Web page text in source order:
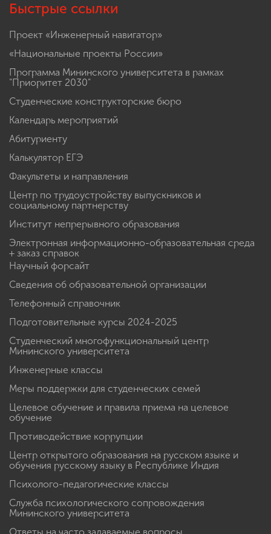
Быстрые ссылки
Проект «Инженерный навигатор»
«Национальные проекты России»
Программа Мининского университета в рамках
"Приоритет 2030"
Студенческие конструкторские бюро
Календарь мероприятий
Абитуриенту
Калькулятор ЕГЭ
Факультеты и направления
Центр по трудоустройству выпускников и
социальному партнерству
Институт непрерывного образования
Электронная информационно-образовательная среда
+ заказ справок
Научный форсайт
Сведения об образовательной организации
Телефонный справочник
Подготовительные курсы 2024-2025
Студенческий многофункциональный центр
Мининского университета
Инженерные классы
Меры поддержки для студенческих семей
Целевое обучение и правила приема на целевое
обучение
Противодействие коррупции
Центр открытого образования на русском языке и
обучения русскому языку в Республике Индия
Психолого-педагогические классы
Служба психологического сопровождения
Мининского университета